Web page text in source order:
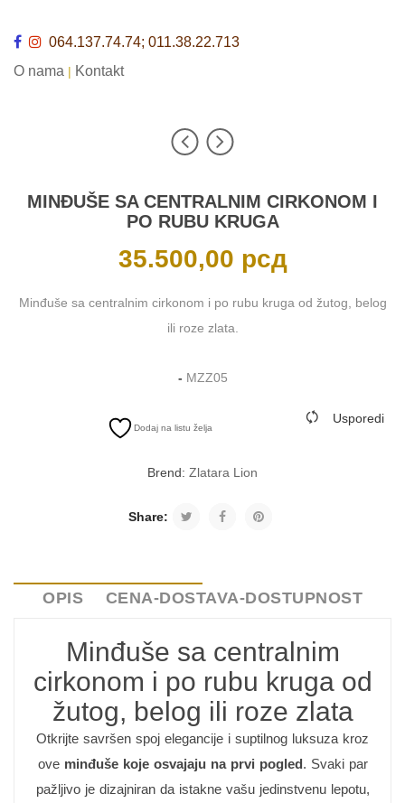
064.137.74.74; 011.38.22.713
O nama | Kontakt
MINĐUŠE SA CENTRALNIM CIRKONOM I
PO RUBU KRUGA
35.500,00 рсд
Minđuše sa centralnim cirkonom i po rubu kruga od žutog, belog
ili roze zlata.
- MZZ05
Dodaj na listu želja
Usporedi
Brend: Zlatara Lion
Share:
OPIS CENA-DOSTAVA-DOSTUPNOST
Minđuše sa centralnim
cirkonom i po rubu kruga od
žutog, belog ili roze zlata
Otkrijte savršen spoj elegancije i suptilnog luksuza kroz
ove minđuše koje osvajaju na prvi pogled. Svaki par
pažljivo je dizajniran da istakne vašu jedinstvenu lepotu,